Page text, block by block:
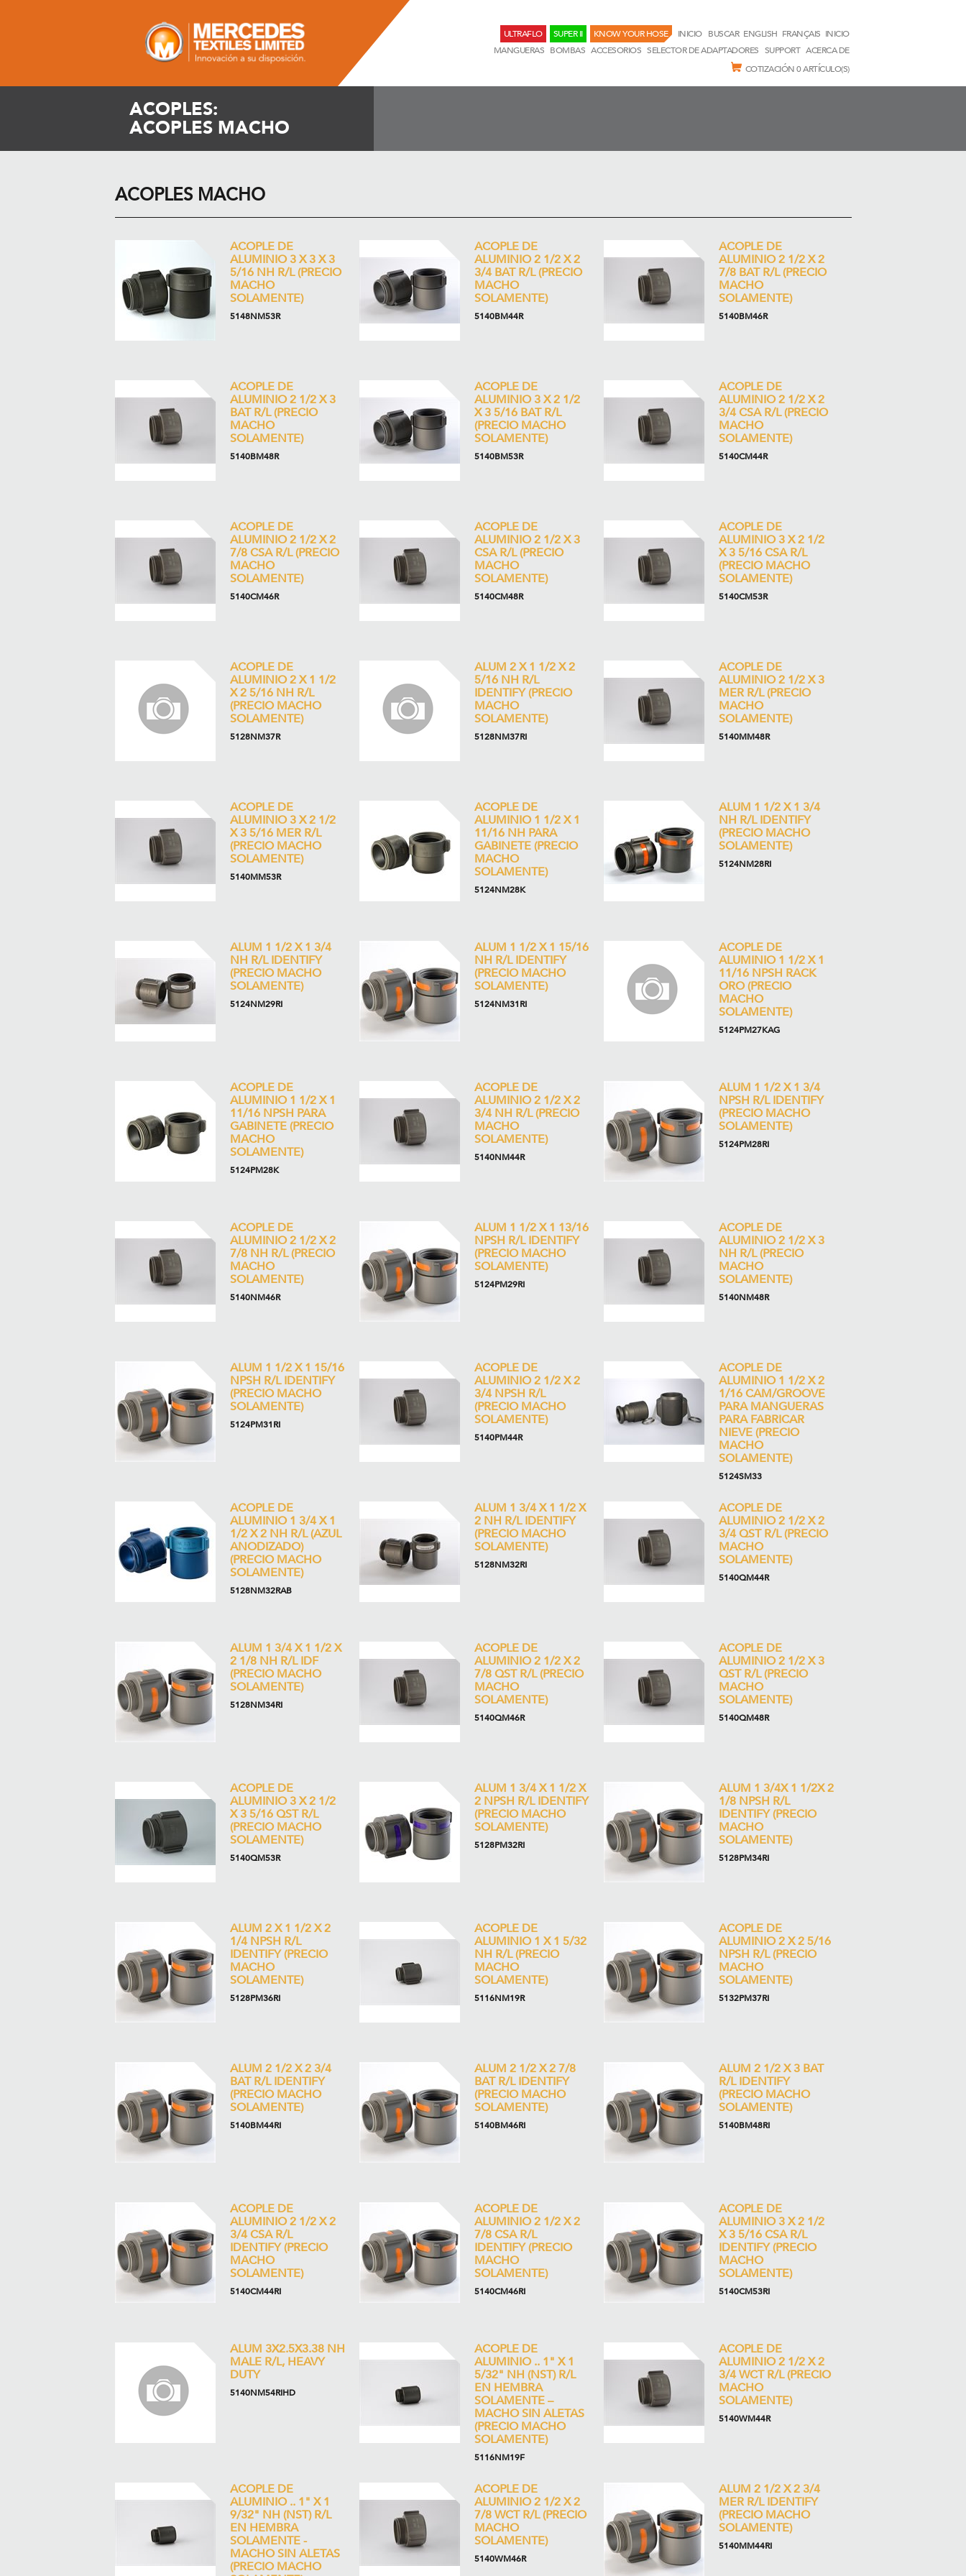
ULTRAFLO SUPER II KNOW YOUR HOSE INICIO BUSCAR ENGLISH FRANÇAIS INICIO
MANGUERAS BOMBAS ACCESORIOS SELECTOR DE ADAPTADORES SUPPORT ACERCA DE
COTIZACIÓN0 ARTÍCULO(S)
ACOPLES:
ACOPLES MACHO
ACOPLES MACHO
ACOPLE DE
ALUMINIO 3 X 3 X 3
5/16 NH R/L (PRECIO
MACHO
SOLAMENTE)
5148NM53R
ACOPLE DE
ALUMINIO 2 1/2 X 2
3/4 BAT R/L (PRECIO
MACHO
SOLAMENTE)
5140BM44R
ACOPLE DE
ALUMINIO 2 1/2 X 2
7/8 BAT R/L (PRECIO
MACHO
SOLAMENTE)
5140BM46R
ACOPLE DE
ALUMINIO 2 1/2 X 3
BAT R/L (PRECIO
MACHO
SOLAMENTE)
5140BM48R
ACOPLE DE
ALUMINIO 3 X 2 1/2
X 3 5/16 BAT R/L
(PRECIO MACHO
SOLAMENTE)
5140BM53R
ACOPLE DE
ALUMINIO 2 1/2 X 2
3/4 CSA R/L (PRECIO
MACHO
SOLAMENTE)
5140CM44R
ACOPLE DE
ALUMINIO 2 1/2 X 2
7/8 CSA R/L (PRECIO
MACHO
SOLAMENTE)
5140CM46R
ACOPLE DE
ALUMINIO 2 1/2 X 3
CSA R/L (PRECIO
MACHO
SOLAMENTE)
5140CM48R
ACOPLE DE
ALUMINIO 3 X 2 1/2
X 3 5/16 CSA R/L
(PRECIO MACHO
SOLAMENTE)
5140CM53R
ACOPLE DE
ALUMINIO 2 X 1 1/2
X 2 5/16 NH R/L
(PRECIO MACHO
SOLAMENTE)
5128NM37R
ALUM 2 X 1 1/2 X 2
5/16 NH R/L
IDENTIFY (PRECIO
MACHO
SOLAMENTE)
5128NM37RI
ACOPLE DE
ALUMINIO 2 1/2 X 3
MER R/L (PRECIO
MACHO
SOLAMENTE)
5140MM48R
ACOPLE DE
ALUMINIO 3 X 2 1/2
X 3 5/16 MER R/L
(PRECIO MACHO
SOLAMENTE)
5140MM53R
ACOPLE DE
ALUMINIO 1 1/2 X 1
11/16 NH PARA
GABINETE (PRECIO
MACHO
SOLAMENTE)
5124NM28K
ALUM 1 1/2 X 1 3/4
NH R/L IDENTIFY
(PRECIO MACHO
SOLAMENTE)
5124NM28RI
ALUM 1 1/2 X 1 3/4
NH R/L IDENTIFY
(PRECIO MACHO
SOLAMENTE)
5124NM29RI
ALUM 1 1/2 X 1 15/16
NH R/L IDENTIFY
(PRECIO MACHO
SOLAMENTE)
5124NM31RI
ACOPLE DE
ALUMINIO 1 1/2 X 1
11/16 NPSH RACK
ORO (PRECIO
MACHO
SOLAMENTE)
5124PM27KAG
ACOPLE DE
ALUMINIO 1 1/2 X 1
11/16 NPSH PARA
GABINETE (PRECIO
MACHO
SOLAMENTE)
5124PM28K
ACOPLE DE
ALUMINIO 2 1/2 X 2
3/4 NH R/L (PRECIO
MACHO
SOLAMENTE)
5140NM44R
ALUM 1 1/2 X 1 3/4
NPSH R/L IDENTIFY
(PRECIO MACHO
SOLAMENTE)
5124PM28RI
ACOPLE DE
ALUMINIO 2 1/2 X 2
7/8 NH R/L (PRECIO
MACHO
SOLAMENTE)
5140NM46R
ALUM 1 1/2 X 1 13/16
NPSH R/L IDENTIFY
(PRECIO MACHO
SOLAMENTE)
5124PM29RI
ACOPLE DE
ALUMINIO 2 1/2 X 3
NH R/L (PRECIO
MACHO
SOLAMENTE)
5140NM48R
ALUM 1 1/2 X 1 15/16
NPSH R/L IDENTIFY
(PRECIO MACHO
SOLAMENTE)
5124PM31RI
ACOPLE DE
ALUMINIO 2 1/2 X 2
3/4 NPSH R/L
(PRECIO MACHO
SOLAMENTE)
5140PM44R
ACOPLE DE
ALUMINIO 1 1/2 X 2
1/16 CAM/GROOVE
PARA MANGUERAS
PARA FABRICAR
NIEVE (PRECIO
MACHO
SOLAMENTE)
5124SM33
ACOPLE DE
ALUMINIO 1 3/4 X 1
1/2 X 2 NH R/L (AZUL
ANODIZADO)
(PRECIO MACHO
SOLAMENTE)
5128NM32RAB
ALUM 1 3/4 X 1 1/2 X
2 NH R/L IDENTIFY
(PRECIO MACHO
SOLAMENTE)
5128NM32RI
ACOPLE DE
ALUMINIO 2 1/2 X 2
3/4 QST R/L (PRECIO
MACHO
SOLAMENTE)
5140QM44R
ALUM 1 3/4 X 1 1/2 X
2 1/8 NH R/L IDF
(PRECIO MACHO
SOLAMENTE)
5128NM34RI
ACOPLE DE
ALUMINIO 2 1/2 X 2
7/8 QST R/L (PRECIO
MACHO
SOLAMENTE)
5140QM46R
ACOPLE DE
ALUMINIO 2 1/2 X 3
QST R/L (PRECIO
MACHO
SOLAMENTE)
5140QM48R
ACOPLE DE
ALUMINIO 3 X 2 1/2
X 3 5/16 QST R/L
(PRECIO MACHO
SOLAMENTE)
5140QM53R
ALUM 1 3/4 X 1 1/2 X
2 NPSH R/L IDENTIFY
(PRECIO MACHO
SOLAMENTE)
5128PM32RI
ALUM 1 3/4X 1 1/2X 2
1/8 NPSH R/L
IDENTIFY (PRECIO
MACHO
SOLAMENTE)
5128PM34RI
ALUM 2 X 1 1/2 X 2
1/4 NPSH R/L
IDENTIFY (PRECIO
MACHO
SOLAMENTE)
5128PM36RI
ACOPLE DE
ALUMINIO 1 X 1 5/32
NH R/L (PRECIO
MACHO
SOLAMENTE)
5116NM19R
ACOPLE DE
ALUMINIO 2 X 2 5/16
NPSH R/L (PRECIO
MACHO
SOLAMENTE)
5132PM37RI
ALUM 2 1/2 X 2 3/4
BAT R/L IDENTIFY
(PRECIO MACHO
SOLAMENTE)
5140BM44RI
ALUM 2 1/2 X 2 7/8
BAT R/L IDENTIFY
(PRECIO MACHO
SOLAMENTE)
5140BM46RI
ALUM 2 1/2 X 3 BAT
R/L IDENTIFY
(PRECIO MACHO
SOLAMENTE)
5140BM48RI
ACOPLE DE
ALUMINIO 2 1/2 X 2
3/4 CSA R/L
IDENTIFY (PRECIO
MACHO
SOLAMENTE)
5140CM44RI
ACOPLE DE
ALUMINIO 2 1/2 X 2
7/8 CSA R/L
IDENTIFY (PRECIO
MACHO
SOLAMENTE)
5140CM46RI
ACOPLE DE
ALUMINIO 3 X 2 1/2
X 3 5/16 CSA R/L
IDENTIFY (PRECIO
MACHO
SOLAMENTE)
5140CM53RI
ALUM 3X2.5X3.38 NH
MALE R/L, HEAVY
DUTY
5140NM54RIHD
ACOPLE DE
ALUMINIO .. 1" X 1
5/32" NH (NST) R/L
EN HEMBRA
SOLAMENTE –
MACHO SIN ALETAS
(PRECIO MACHO
SOLAMENTE)
5116NM19F
ACOPLE DE
ALUMINIO 2 1/2 X 2
3/4 WCT R/L (PRECIO
MACHO
SOLAMENTE)
5140WM44R
ACOPLE DE
ALUMINIO .. 1" X 1
9/32" NH (NST) R/L
EN HEMBRA
SOLAMENTE -
MACHO SIN ALETAS
(PRECIO MACHO
ACOPLE DE
ALUMINIO 2 1/2 X 2
7/8 WCT R/L (PRECIO
MACHO
SOLAMENTE)
5140WM46R
ALUM 2 1/2 X 2 3/4
MER R/L IDENTIFY
(PRECIO MACHO
SOLAMENTE)
5140MM44RI